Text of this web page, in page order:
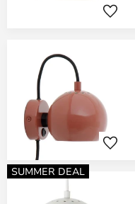
SUMMER DEAL